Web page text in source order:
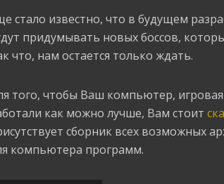
стало известно, что в будущем
придумывать новых боссов,
что, нам остается только ждать.
того, чтобы Ваш компьютер,
как можно лучше, Вам стоит
сборник всех возможных
компьютера программ.